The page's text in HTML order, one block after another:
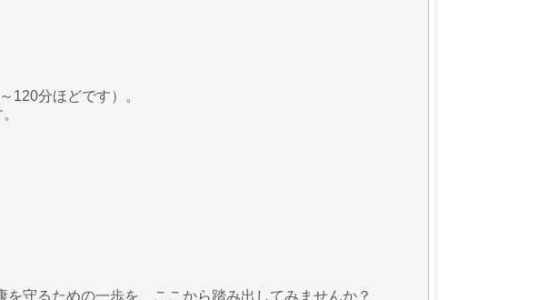
分ほどです）。
守るための一歩を、ここから踏み出してみませんか？